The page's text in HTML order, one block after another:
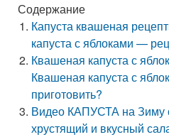
Содержание
Капуста квашеная
капуста с яблоками —
Квашеная капуста с
Квашеная капуста с
приготовить?
Видео КАПУСТА на Зиму
хрустящий и вкусный